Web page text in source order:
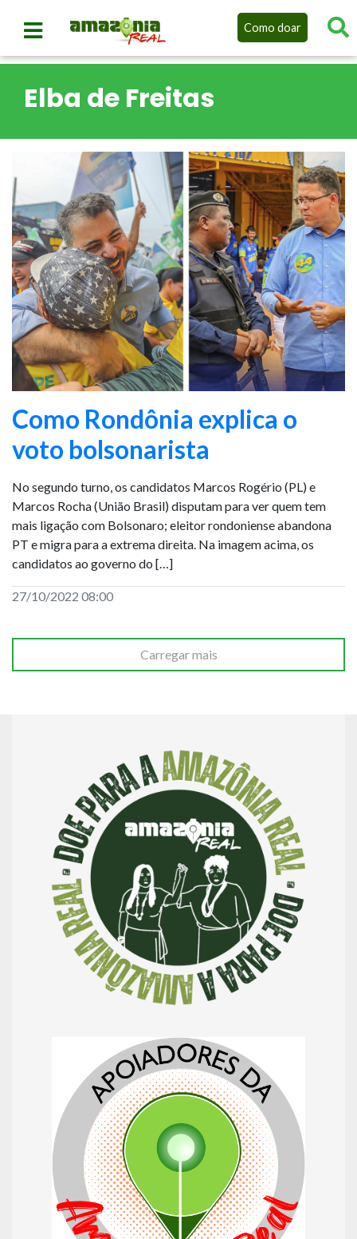
Como doar
Elba de Freitas
Como Rondônia explica o
voto bolsonarista
No segundo turno, os candidatos Marcos Rogério (PL) e
Marcos Rocha (União Brasil) disputam para ver quem tem
mais ligação com Bolsonaro; eleitor rondoniense abandona
PT e migra para a extrema direita. Na imagem acima, os
candidatos ao governo do […]
27/10/2022 08:00
Carregar mais